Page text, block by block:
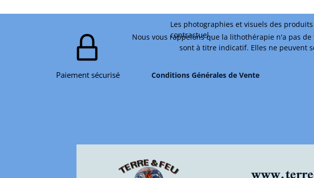
Paiement sécurisé
Les photographies et visuels des
contractuel.
Conditions Générales de Vente
Nous vous rappelons que la lithothérapie n'a pas
sont à titre indicatif. Elles ne peuvent